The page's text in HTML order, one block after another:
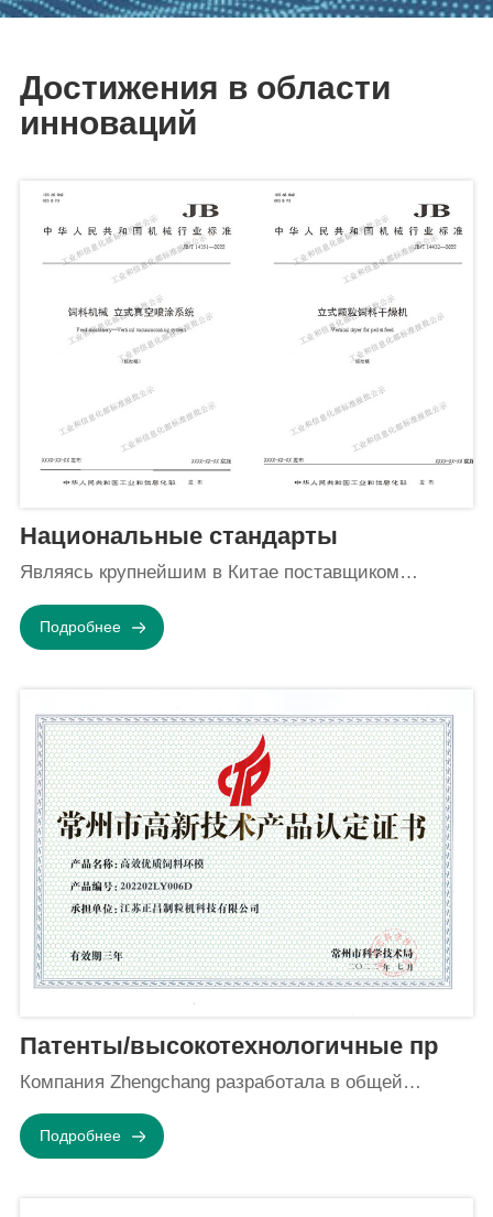
Достижения в области
инноваций
Национальные стандарты
Являясь крупнейшим в Китае поставщиком
Подробнее
Патенты/высокотехнологичные пр
Компания Zhengchang разработала в общей
Подробнее